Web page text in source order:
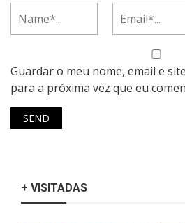
Guardar o meu nome, email e
para a próxima vez que eu
+ VISITADAS